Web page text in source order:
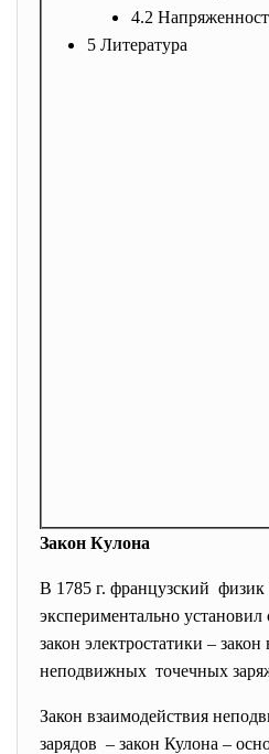
4.2
5 Литература
Закон Кулона
В 1785 г. французский
экспериментально установил
закон электростатики –
неподвижных точечных
Закон взаимодействия
зарядов – закон Кулона –